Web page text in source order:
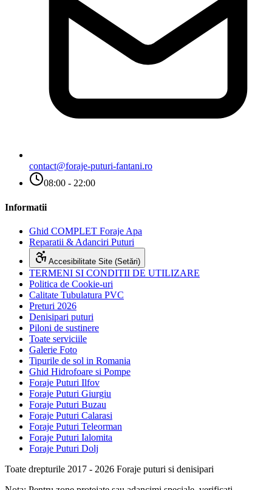
contact@foraje-puturi-fantani.ro
08:00 - 22:00
Informatii
Ghid COMPLET Foraje Apa
Reparatii & Adanciri Puturi
Accesibilitate Site (Setări)
TERMENI SI CONDITII DE UTILIZARE
Politica de Cookie-uri
Calitate Tubulatura PVC
Preturi 2026
Denisipari puturi
Piloni de sustinere
Toate serviciile
Galerie Foto
Tipurile de sol in Romania
Ghid Hidrofoare si Pompe
Foraje Puturi Ilfov
Foraje Puturi Giurgiu
Foraje Puturi Buzau
Foraje Puturi Calarasi
Foraje Puturi Teleorman
Foraje Puturi Ialomita
Foraje Puturi Dolj
Toate drepturile 2017 - 2026 Foraje puturi si denisipari